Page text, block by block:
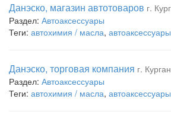
Данэско, магазин автотоваров г.
Раздел: Автоаксессуары
Теги: автохимия / масла, автоаксессуары
Данэско, торговая компания г.
Раздел: Автоаксессуары
Теги: автохимия / масла, автоаксессуары